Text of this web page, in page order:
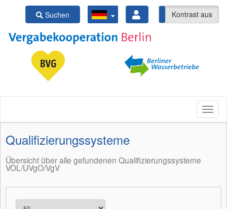
Suchen Kontrast ein Kontrast aus
Qualifizierungssysteme
Übersicht über alle gefundenen Qualifizierungssysteme
VOL/UVgO/VgV